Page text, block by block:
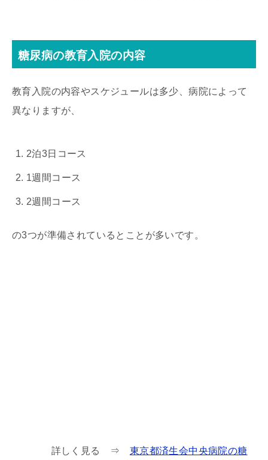
糖尿病の教育入院の内容
教育入院の内容やスケジュールは多少、病院によって
異なりますが、
2泊3日コース
1週間コース
2週間コース
の3つが準備されているとことが多いです。
詳しく見る ⇒ 東京都済生会中央病院の糖